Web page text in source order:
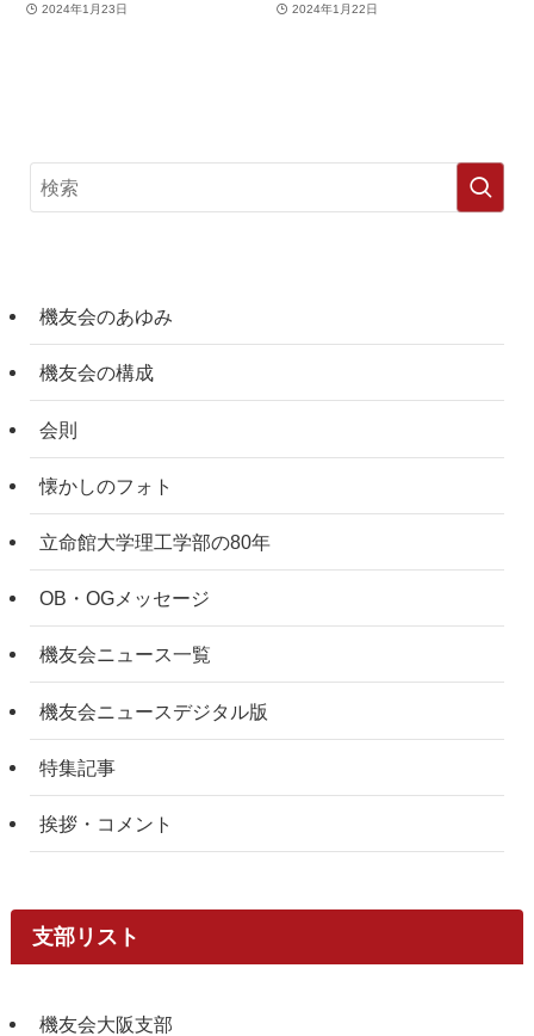
2024年1月23日 2024年1月22日
機友会のあゆみ
機友会の構成
会則
懐かしのフォト
立命館大学理工学部の80年
OB・OGメッセージ
機友会ニュース一覧
機友会ニュースデジタル版
特集記事
挨拶・コメント
支部リスト
機友会大阪支部